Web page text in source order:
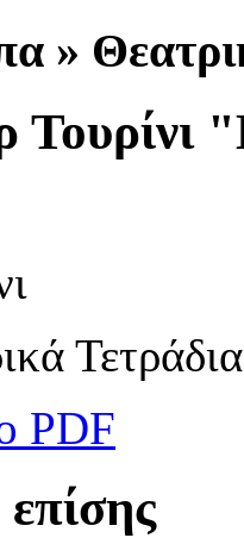
»
Τουρίνι
PDF
επίσης